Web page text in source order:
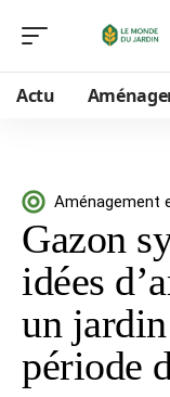
Actu
Aménagement
Gazon
idées
un
période